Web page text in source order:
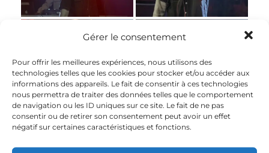
Gérer le consentement
Pour offrir les meilleures expériences, nous utilisons des
technologies telles que les cookies pour stocker et/ou accéder aux
informations des appareils. Le fait de consentir à ces technologies
nous permettra de traiter des données telles que le comportement
de navigation ou les ID uniques sur ce site. Le fait de ne pas
consentir ou de retirer son consentement peut avoir un effet
négatif sur certaines caractéristiques et fonctions.
Warm Up 2024 Warm Up 2024